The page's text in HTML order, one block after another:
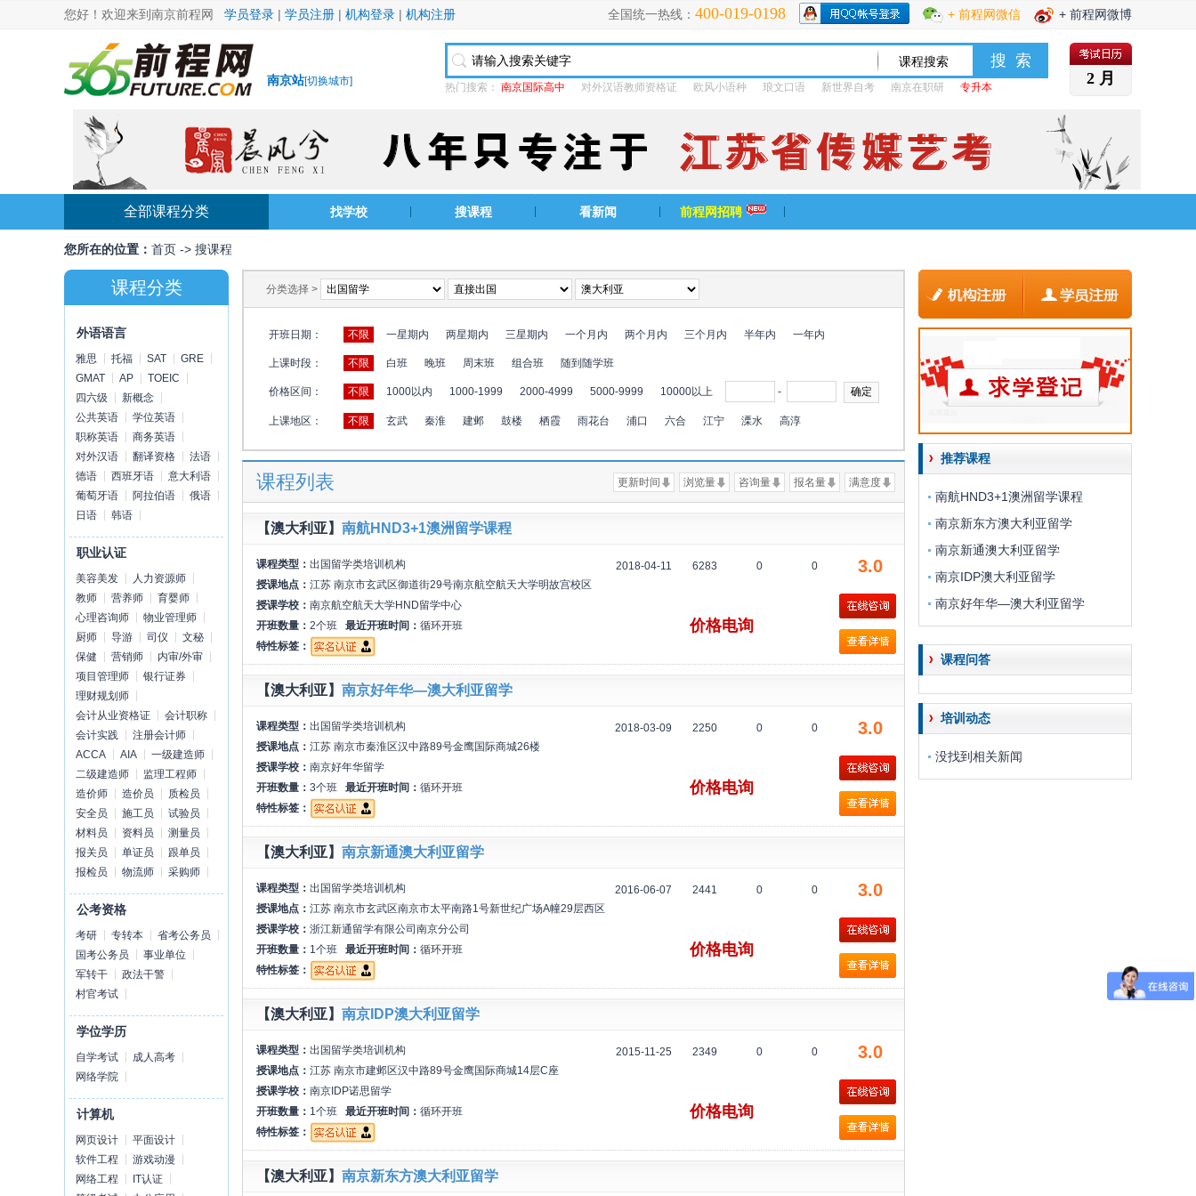
您好！欢迎来到南京前程网 学员登录 | 学员注册 | 机构登录 | 机构注册 + 前程网微博
+ 前程网微信
全国统一热线： 400-019-0198
南京站[切换城市] 热门搜索： 南京国际高中 对外汉语教师资格证 欧风小语种 琅文口语 新世界自考 南京在职研 专升本 2 月
全部课程分类 找学校 搜课程 看新闻 前程网招聘
您所在的位置： 首页 -> 搜课程
课程分类
外语语言
雅思 托福 SAT
GRE
GMAT
AP
TOEIC
四六级
新概念
公共英语
学位英语
职称英语
商务英语
对外汉语
翻译资格
法语
德语
西班牙语
意大利语
葡萄牙语
阿拉伯语
俄语
日语
韩语
职业认证
美容美发
人力资源师
教师
营养师
育婴师
心理咨询师
物业管理师
厨师
导游 司仪
文秘
保健
营销师
内审/外审
项目管理师
银行证券
理财规划师
会计从业资格证
会计职称
会计实践
注册会计师
ACCA
AIA
一级建造师
二级建造师
监理工程师
造价师
造价员
质检员
安全员
施工员
试验员
材料员
资料员
测量员
报关员
单证员
跟单员
报检员
物流师 采购师
公考资格
考研 专转本
省考公务员
国考公务员
事业单位
军转干
政法干警
村官考试
学位学历
自学考试
成人高考
网络学院
计算机
网页设计
平面设计
软件工程
游戏动漫
网络工程
IT认证
分类选择 >
开班日期： 不限 一星期内 两星期内 三星期内 一个月内 两个月内 三个月内 半年内 一年内
上课时段： 不限 白班 晚班 周末班 组合班 随到随学班
价格区间： 不限 1000以内 1000-1999 2000-4999 5000-9999 10000以上 -
上课地区： 不限 玄武 秦淮 建邺 鼓楼 栖霞 雨花台 浦口 六合 江宁 溧水 高淳
课程列表 满意度
报名量
咨询量
浏览量
更新时间
【澳大利亚】 南航HND3+1澳洲留学课程
课程类型： 出国留学类培训机构
授课地点： 江苏 南京市玄武区御道街29号南京航空航天大学明故宫校区
授课学校： 南京航空航天大学HND留学中心
开班数量： 2个班 最近开班时间： 循环开班
特性标签：
2018-04-11 6283 0 0 3.0
价格电询
【澳大利亚】 南京好年华—澳大利亚留学
课程类型： 出国留学类培训机构
授课地点： 江苏 南京市秦淮区汉中路89号金鹰国际商城26楼
授课学校： 南京好年华留学
开班数量： 3个班 最近开班时间： 循环开班
特性标签：
2018-03-09 2250 0 0 3.0
价格电询
【澳大利亚】 南京新通澳大利亚留学
课程类型： 出国留学类培训机构
授课地点： 江苏 南京市玄武区南京市太平南路1号新世纪广场A幢29层西区
授课学校： 浙江新通留学有限公司南京分公司
开班数量： 1个班 最近开班时间： 循环开班
特性标签：
2016-06-07 2441 0 0 3.0
价格电询
【澳大利亚】 南京IDP澳大利亚留学
课程类型： 出国留学类培训机构
授课地点： 江苏 南京市建邺区汉中路89号金鹰国际商城14层C座
授课学校： 南京IDP诺思留学
开班数量： 1个班 最近开班时间： 循环开班
特性标签：
2015-11-25 2349 0 0 3.0
价格电询
【澳大利亚】 南京新东方澳大利亚留学
推荐课程
南航HND3+1澳洲留学课程
南京新东方澳大利亚留学
南京新通澳大利亚留学
南京IDP澳大利亚留学
南京好年华—澳大利亚留学
课程问答
培训动态
没找到相关新闻